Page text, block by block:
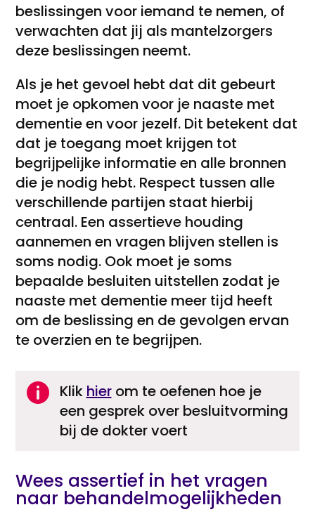
beslissingen voor iemand te nemen, of
verwachten dat jij als mantelzorgers
deze beslissingen neemt.
Als je het gevoel hebt dat dit gebeurt
moet je opkomen voor je naaste met
dementie en voor jezelf. Dit betekent dat
dat je toegang moet krijgen tot
begrijpelijke informatie en alle bronnen
die je nodig hebt. Respect tussen alle
verschillende partijen staat hierbij
centraal. Een assertieve houding
aannemen en vragen blijven stellen is
soms nodig. Ook moet je soms
bepaalde besluiten uitstellen zodat je
naaste met dementie meer tijd heeft
om de beslissing en de gevolgen ervan
te overzien en te begrijpen.
 Klik hierom te oefenen hoe je
een gesprek over besluitvorming
bij de dokter voert
Wees assertief in het vragen
naar behandelmogelijkheden